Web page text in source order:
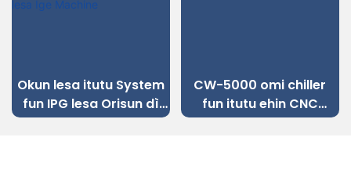
Okun lesa itutu System
fun IPG lesa Orisun dì
Irin Okun lesa Ige
CW-5000 omi chiller
fun itutu ehin CNC
engraving ẹrọ